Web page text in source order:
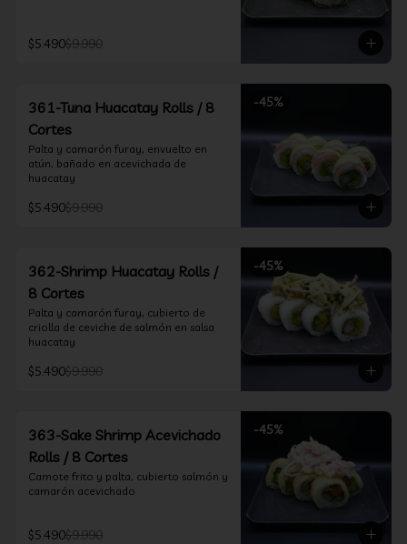
$5.490$9.990
-45%
361-Tuna Huacatay Rolls / 8
Cortes
Palta y camarón furay, envuelto en
atún, bañado en acevichada de
huacatay
$5.490$9.990
-45%
362-Shrimp Huacatay Rolls /
8 Cortes
Palta y camarón furay, cubierto de
criolla de ceviche de salmón en salsa
huacatay
$5.490$9.990
-45%
363-Sake Shrimp Acevichado
Rolls / 8 Cortes
Camote frito y palta, cubierto salmón y
camarón acevichado
$5.490$9.990